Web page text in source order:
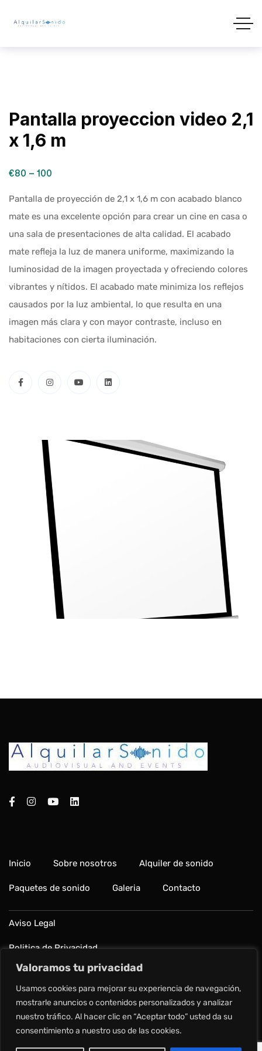
Valoramos tu privacidad
Usamos cookies para mejorar su experiencia de navegación,
mostrarle anuncios o contenidos personalizados y analizar
nuestro tráfico. Al hacer clic en “Aceptar todo” usted da su
consentimiento a nuestro uso de las cookies.
Pantalla proyeccion video 2,1
x 1,6 m
€80 – 100
Pantalla de proyección de 2,1 x 1,6 m con acabado blanco
mate es una excelente opción para crear un cine en casa o
una sala de presentaciones de alta calidad. El acabado
mate refleja la luz de manera uniforme, maximizando la
luminosidad de la imagen proyectada y ofreciendo colores
vibrantes y nítidos. El acabado mate minimiza los reflejos
causados por la luz ambiental, lo que resulta en una
imagen más clara y con mayor contraste, incluso en
habitaciones con cierta iluminación.
Inicio Sobre nosotros Alquiler de sonido
Paquetes de sonido Galeria Contacto
Aviso Legal
Politica de Privacidad
Política de cookies
Preguntas frecuentes
Copyright © 2024 Alquilar Sonido.